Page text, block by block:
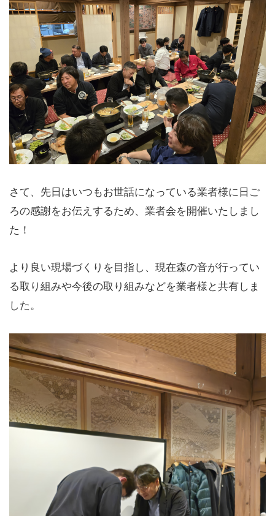
さて、先日はいつもお世話になっている業者様に日ご
ろの感謝をお伝えするため、業者会を開催いたしまし
た！
より良い現場づくりを目指し、現在森の音が行ってい
る取り組みや今後の取り組みなどを業者様と共有しま
した。